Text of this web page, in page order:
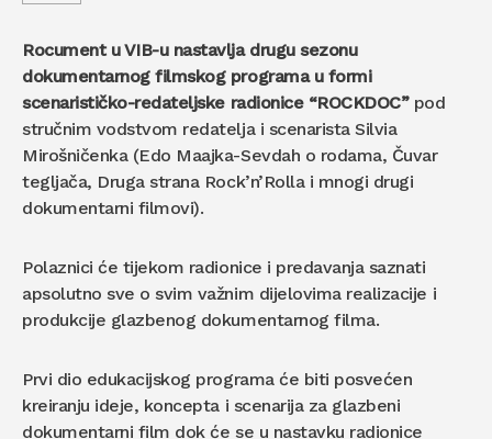
Rocument u VIB-u nastavlja drugu sezonu
dokumentarnog filmskog programa u formi
scenarističko-redateljske radionice “ROCKDOC”pod
stručnim vodstvom redatelja i scenarista Silvia
Mirošničenka (Edo Maajka-Sevdah o rodama, Čuvar
tegljača, Druga strana Rock’n’Rolla i mnogi drugi
dokumentarni filmovi).
Polaznici će tijekom radionice i predavanja saznati
apsolutno sve o svim važnim dijelovima realizacije i
produkcije glazbenog dokumentarnog filma.
Prvi dio edukacijskog programa će biti posvećen
kreiranju ideje, koncepta i scenarija za glazbeni
dokumentarni film dok će se u nastavku radionice